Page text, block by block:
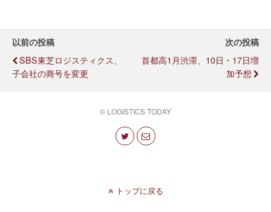
以前の投稿
SBS東芝ロジスティクス、
子会社の商号を変更
次の投稿
首都高1月渋滞、10日・17日増
加予想
© LOGISTICS TODAY
トップに戻る